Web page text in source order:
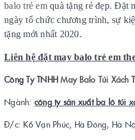
balo trẻ emquà tặng rẻ đẹp. Đặt
ngày tổ chức chương trình, sự
tặng mới nhất 2020.
Liên hệ đặt may balo trẻ em
Công Ty TNHHMay Balo Túi Xách
Ngành: công ty sản xuất ba lô túi
Đ/c: K6 Vạn Phúc, Hà Đông, Hà